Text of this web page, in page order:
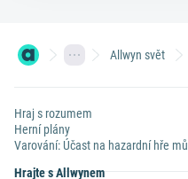
Allwyn svět
Hraj s rozumem
Herní plány
Varování: Účast na hazardní hře
Hrajte s Allwynem